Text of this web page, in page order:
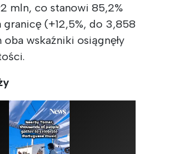
mln, co stanowi 85,2%
granicę (+12,5%, do 3,858
wskaźniki osiągnęły